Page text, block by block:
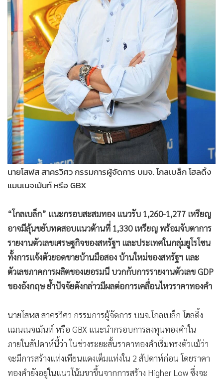
ท่องเที่ยว
กีฬา
ต่างประเทศ
Special Scoop
เศรษฐกิจ-ธุรกิจ
จีน
ชุมชน-คุณภาพชีวิต
• อาชญากรรม
• Motoring
เกม
• วิทยาศาสตร์
• SMEs
• อินโดจีน
กองทุนรวม
• Celeb Online
• Factcheck
• ญี่ปุ่น
• News1
นายโสฬส สาครวิศว กรรมการผู้จัดการ บมจ. โกลเบล็ก โฮลดิ้ง
แมนเนจเม้นท์ หรือ GBX
“โกลเบล็ก” แนะกรอบสะสมทอง แนวรับ 1,260-1,277 เหรียญ
อาจมีลุ้นขยับทดสอบแนวต้านที่ 1,330 เหรียญ พร้อมจับตาการ
รายงานตัวเลขเศรษฐกิจของสหรัฐฯ และประเทศในกลุ่มยูโรโซน
ทั้งการแจ้งตัวยอดขายบ้านมือสอง บ้านใหม่ของสหรัฐฯ และ
ตัวเลขภาคการผลิตของเยอรมนี บวกกับการรายงานตัวเลข GDP
ของอังกฤษ ย้ำปัจจัยดังกล่าวมีผลต่อการเคลื่อนไหวราคาทองคำ
นายโสฬส สาครวิศว กรรมการผู้จัดการ บมจ.โกลเบล็ก โฮลดิ้ง
แมนเนจเม้นท์ หรือ GBX แนะนำกรอบการลงทุนทองคำใน
ภายในสัปดาห์นี้ว่า ในช่วงระยะสั้นราคาทองคำเริ่มทรงตัวแม้ว่า
จะมีการสร้างแท่งเทียนแดงเต็มแท่งใน 2 สัปดาห์ก่อน โดยราคา
ทองคำยังอยู่ในแนวโน้มขาขึ้นจากการสร้าง Higher Low ซึ่งจะ